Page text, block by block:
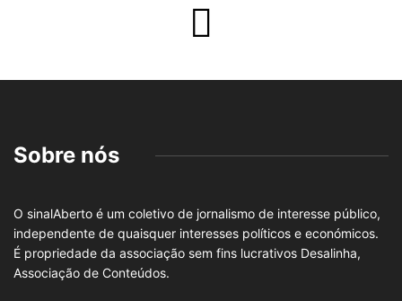
Sobre nós
O sinalAberto é um coletivo de jornalismo de interesse público,
independente de quaisquer interesses políticos e económicos.
É propriedade da associação sem fins lucrativos Desalinha,
Associação de Conteúdos.